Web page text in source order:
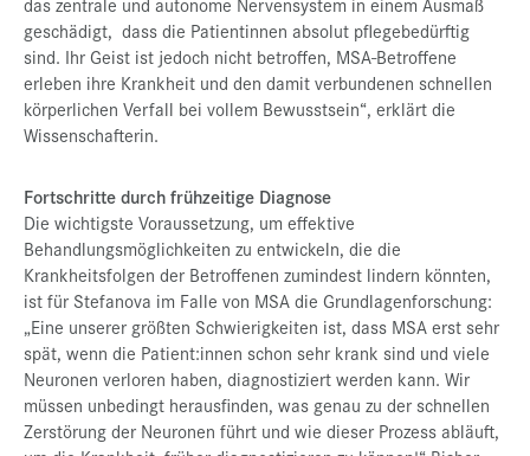
geschädigt, dass die Patientinnen absolut pflegebedürftig
sind. Ihr Geist ist jedoch nicht betroffen, MSA-Betroffene
erleben ihre Krankheit und den damit verbundenen schnellen
körperlichen Verfall bei vollem Bewusstsein“, erklärt die
Wissenschafterin.
Fortschritte durch frühzeitige Diagnose
Die wichtigste Voraussetzung, um effektive
Behandlungsmöglichkeiten zu entwickeln, die die
Krankheitsfolgen der Betroffenen zumindest lindern könnten,
ist für Stefanova im Falle von MSA die Grundlagenforschung:
„Eine unserer größten Schwierigkeiten ist, dass MSA erst sehr
spät, wenn die Patient:innen schon sehr krank sind und viele
Neuronen verloren haben, diagnostiziert werden kann. Wir
müssen unbedingt herausfinden, was genau zu der schnellen
Zerstörung der Neuronen führt und wie dieser Prozess abläuft,